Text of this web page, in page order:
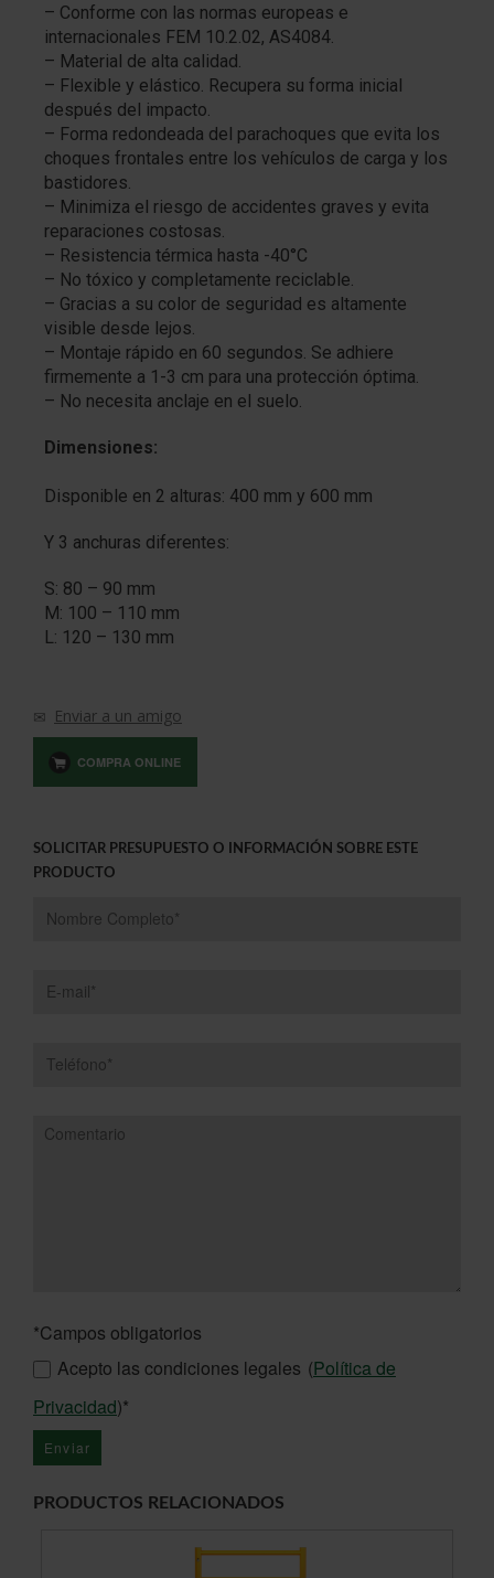
– Conforme con las normas europeas e
internacionales FEM 10.2.02, AS4084.
– Material de alta calidad.
– Flexible y elástico. Recupera su forma inicial
después del impacto.
– Forma redondeada del parachoques que evita los
choques frontales entre los vehículos de carga y los
bastidores.
– Minimiza el riesgo de accidentes graves y evita
reparaciones costosas.
– Resistencia térmica hasta -40°C
– No tóxico y completamente reciclable.
– Gracias a su color de seguridad es altamente
visible desde lejos.
– Montaje rápido en 60 segundos. Se adhiere
firmemente a 1-3 cm para una protección óptima.
– No necesita anclaje en el suelo.
Dimensiones:
Disponible en 2 alturas: 400 mm y 600 mm
Y 3 anchuras diferentes:
S: 80 – 90 mm
M: 100 – 110 mm
L: 120 – 130 mm
Enviar a un amigo
COMPRA ONLINE
SOLICITAR PRESUPUESTO O INFORMACIÓN SOBRE ESTE
PRODUCTO
*Campos obligatorios
Acepto las condiciones legales (Política de
Privacidad)*
PRODUCTOS RELACIONADOS